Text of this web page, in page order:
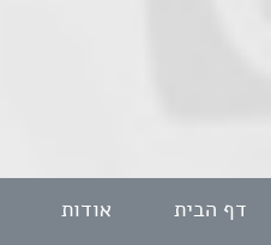
דף הבית אודות